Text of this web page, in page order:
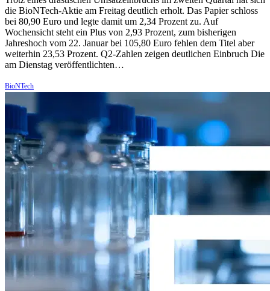
die BioNTech-Aktie am Freitag deutlich erholt. Das Papier schloss
bei 80,90 Euro und legte damit um 2,34 Prozent zu. Auf
Wochensicht steht ein Plus von 2,93 Prozent, zum bisherigen
Jahreshoch vom 22. Januar bei 105,80 Euro fehlen dem Titel aber
weiterhin 23,53 Prozent. Q2-Zahlen zeigen deutlichen Einbruch Die
am Dienstag veröffentlichten…
BioNTech